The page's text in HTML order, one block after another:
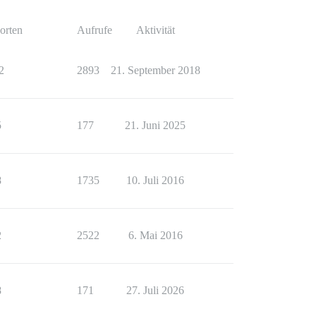
Aufrufe Aktivität
2893 21. September 2018
177 21. Juni 2025
1735 10. Juli 2016
2522 6. Mai 2016
171 27. Juli 2026